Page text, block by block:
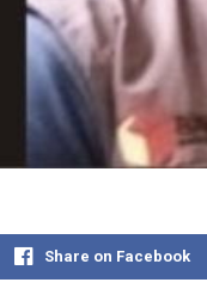
Share on Facebook